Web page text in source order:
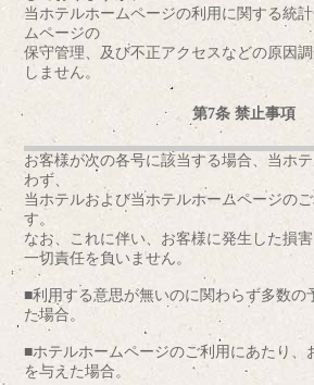
当ホテルホームページの利用に関する統
ムページの
保守管理、及び不正アクセスなどの原因
しません。
第7条 禁止事項
お客様が次の各号に該当する場合、当ホ
わず、
当ホテルおよび当ホテルホームページの
す。
なお、これに伴い、お客様に発生した損
一切責任を負いません。
■利用する意思が無いのに関わらず多数の
た場合。
■ホテルホームページのご利用にあたり、
を与えた場合。